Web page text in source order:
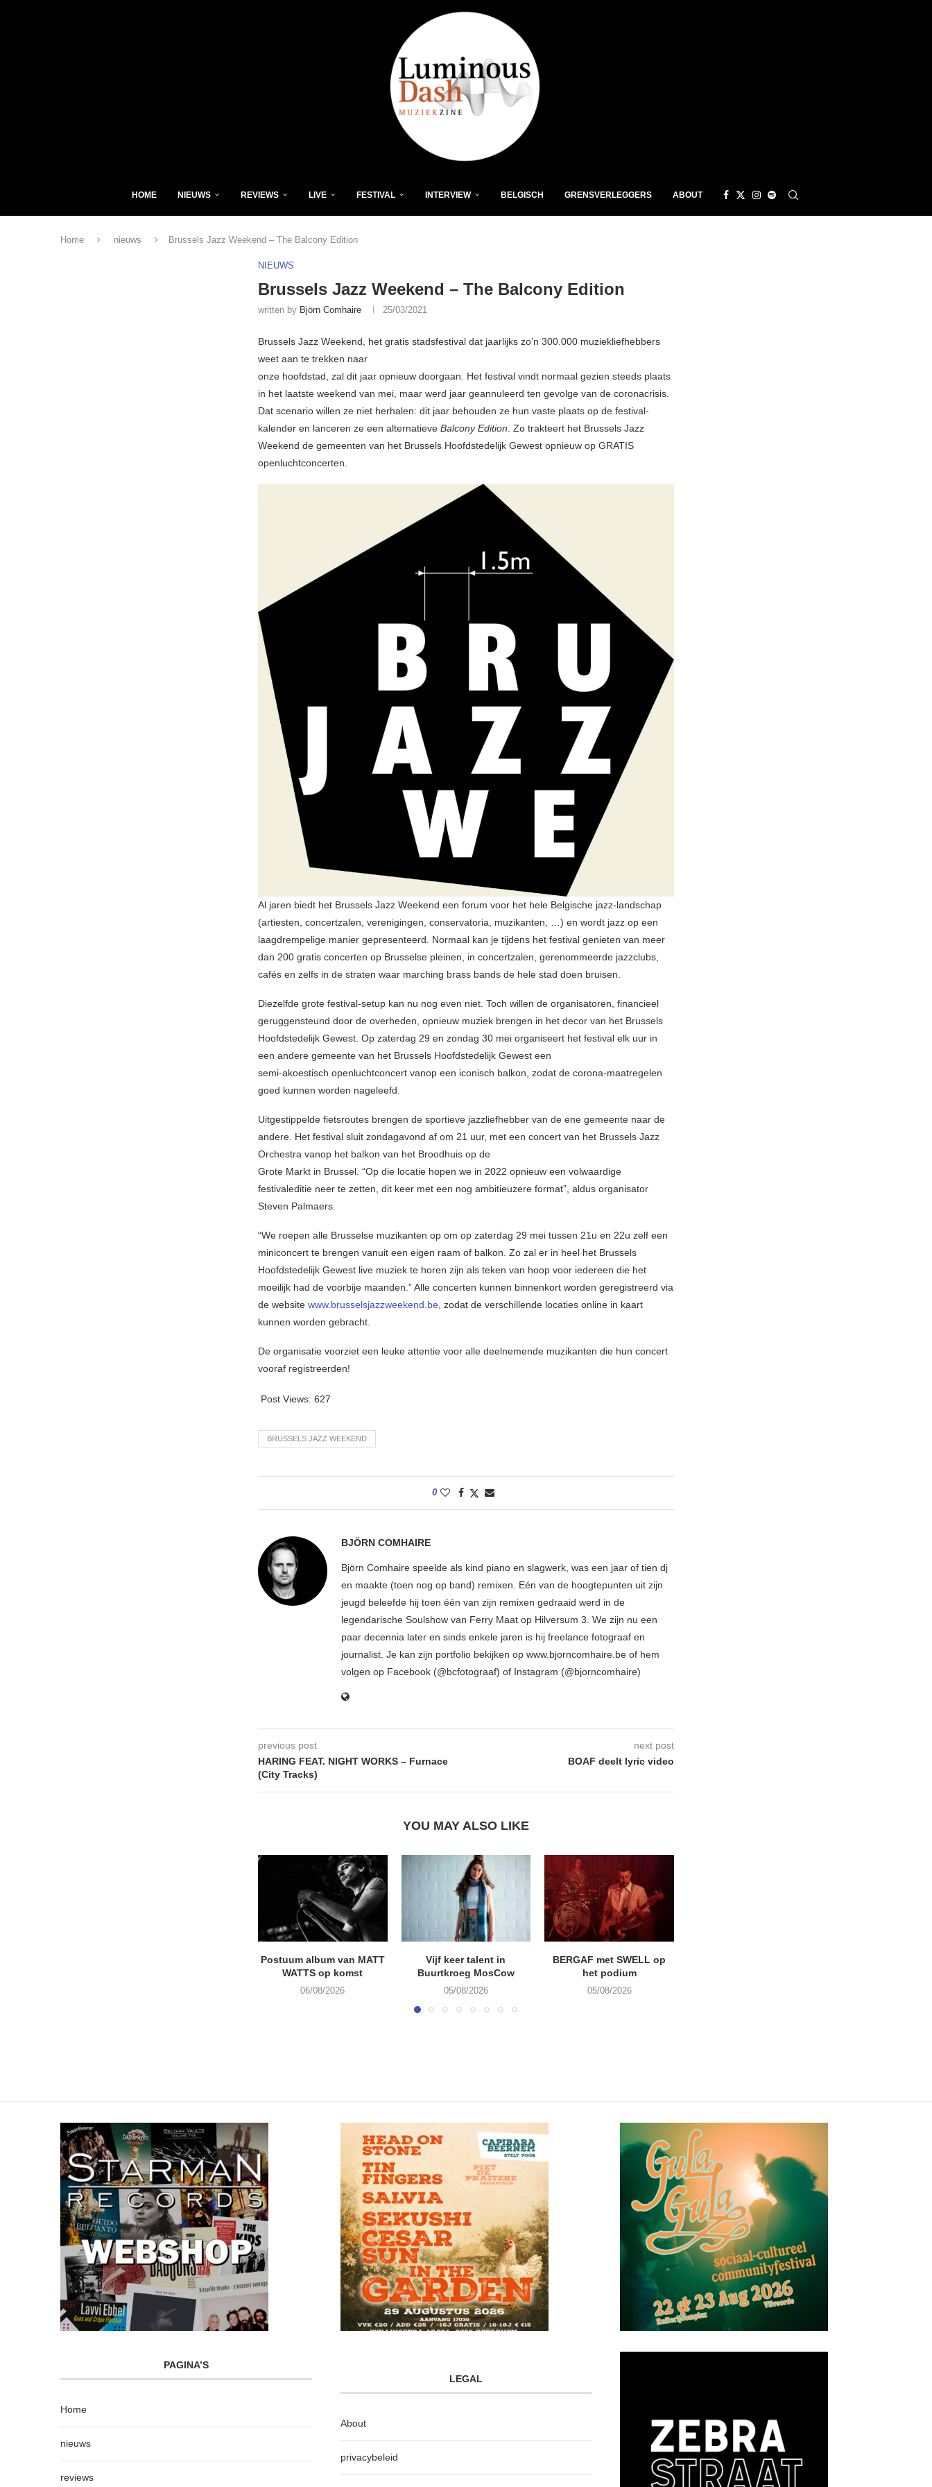
HOME NIEUWS REVIEWS LIVE FESTIVAL INTERVIEW BELGISCH GRENSVERLEGGERS ABOUT
Home nieuws Brussels Jazz Weekend – The Balcony Edition
NIEUWS
Brussels Jazz Weekend – The Balcony Edition
written by Björn Comhaire 25/03/2021
Brussels Jazz Weekend, het gratis stadsfestival dat jaarlijks zo’n 300.000 muziekliefhebbers
weet aan te trekken naar
onze hoofdstad, zal dit jaar opnieuw doorgaan. Het festival vindt normaal gezien steeds plaats
in het laatste weekend van mei, maar werd jaar geannuleerd ten gevolge van de coronacrisis.
Dat scenario willen ze niet herhalen: dit jaar behouden ze hun vaste plaats op de festival-
kalender en lanceren ze een alternatieve Balcony Edition. Zo trakteert het Brussels Jazz
Weekend de gemeenten van het Brussels Hoofdstedelijk Gewest opnieuw op GRATIS
openluchtconcerten.
Al jaren biedt het Brussels Jazz Weekend een forum voor het hele Belgische jazz-landschap
(artiesten, concertzalen, verenigingen, conservatoria, muzikanten, …) en wordt jazz op een
laagdrempelige manier gepresenteerd. Normaal kan je tijdens het festival genieten van meer
dan 200 gratis concerten op Brusselse pleinen, in concertzalen, gerenommeerde jazzclubs,
cafés en zelfs in de straten waar marching brass bands de hele stad doen bruisen.
Diezelfde grote festival-setup kan nu nog even niet. Toch willen de organisatoren, financieel
geruggensteund door de overheden, opnieuw muziek brengen in het decor van het Brussels
Hoofdstedelijk Gewest. Op zaterdag 29 en zondag 30 mei organiseert het festival elk uur in
een andere gemeente van het Brussels Hoofdstedelijk Gewest een
semi-akoestisch openluchtconcert vanop een iconisch balkon, zodat de corona-maatregelen
goed kunnen worden nageleefd.
Uitgestippelde fietsroutes brengen de sportieve jazzliefhebber van de ene gemeente naar de
andere. Het festival sluit zondagavond af om 21 uur, met een concert van het Brussels Jazz
Orchestra vanop het balkon van het Broodhuis op de
Grote Markt in Brussel. “Op die locatie hopen we in 2022 opnieuw een volwaardige
festivaleditie neer te zetten, dit keer met een nog ambitieuzere format”, aldus organisator
Steven Palmaers.
“We roepen alle Brusselse muzikanten op om op zaterdag 29 mei tussen 21u en 22u zelf een
miniconcert te brengen vanuit een eigen raam of balkon. Zo zal er in heel het Brussels
Hoofdstedelijk Gewest live muziek te horen zijn als teken van hoop voor iedereen die het
moeilijk had de voorbije maanden.” Alle concerten kunnen binnenkort worden geregistreerd via
de website www.brusselsjazzweekend.be , zodat de verschillende locaties online in kaart
kunnen worden gebracht.
De organisatie voorziet een leuke attentie voor alle deelnemende muzikanten die hun concert
vooraf registreerden!
Post Views: 627
BRUSSELS JAZZ WEEKEND
0
BJÖRN COMHAIRE
Björn Comhaire speelde als kind piano en slagwerk, was een jaar of tien dj
en maakte (toen nog op band) remixen. Eén van de hoogtepunten uit zijn
jeugd beleefde hij toen één van zijn remixen gedraaid werd in de
legendarische Soulshow van Ferry Maat op Hilversum 3. We zijn nu een
paar decennia later en sinds enkele jaren is hij freelance fotograaf en
journalist. Je kan zijn portfolio bekijken op www.bjorncomhaire.be of hem
volgen op Facebook (@bcfotograaf) of Instagram (@bjorncomhaire)
previous post
HARING FEAT. NIGHT WORKS – Furnace
(City Tracks)
next post
BOAF deelt lyric video
YOU MAY ALSO LIKE
Postuum album van MATT
WATTS op komst
06/08/2026
Vijf keer talent in
Buurtkroeg MosCow
05/08/2026
BERGAF met SWELL op
het podium
05/08/2026
PAGINA’S
Home
nieuws
reviews
LEGAL
About
privacybeleid